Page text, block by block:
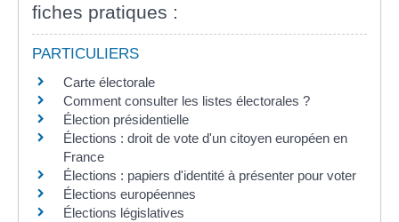
fiches pratiques :
PARTICULIERS
Carte électorale
Comment consulter les listes électorales ?
Élection présidentielle
Élections : droit de vote d'un citoyen européen en
France
Élections : papiers d'identité à présenter pour voter
Élections européennes
Élections législatives